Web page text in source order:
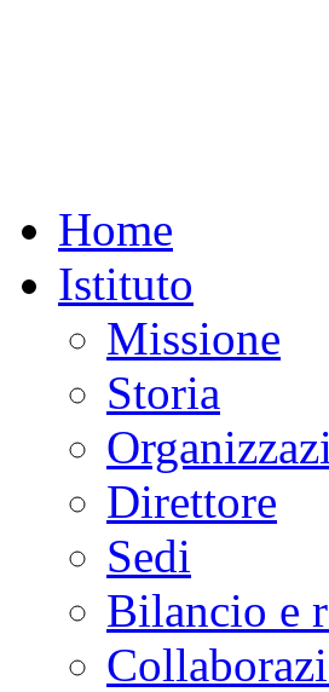
Home
Istituto
Missione
Storia
Direttore
Sedi
Bilancio e